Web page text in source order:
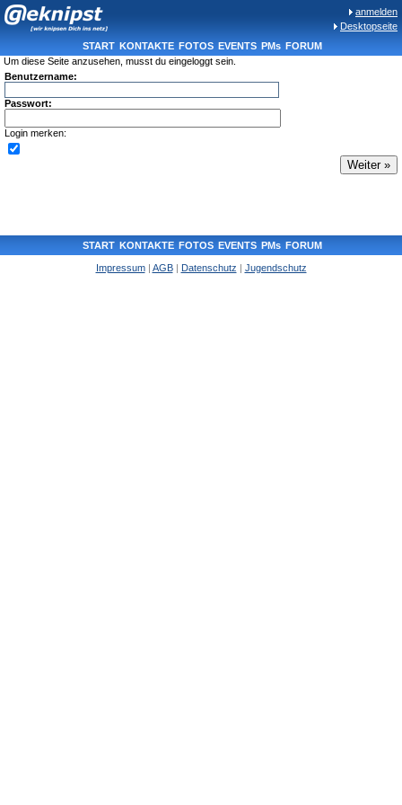
anmelden
Desktopseite
START KONTAKTE FOTOS EVENTS PMs FORUM
Um diese Seite anzusehen, musst du eingeloggt sein.
Benutzername:
Passwort:
Login merken:
START KONTAKTE FOTOS EVENTS PMs FORUM
Impressum| AGB| Datenschutz | Jugendschutz